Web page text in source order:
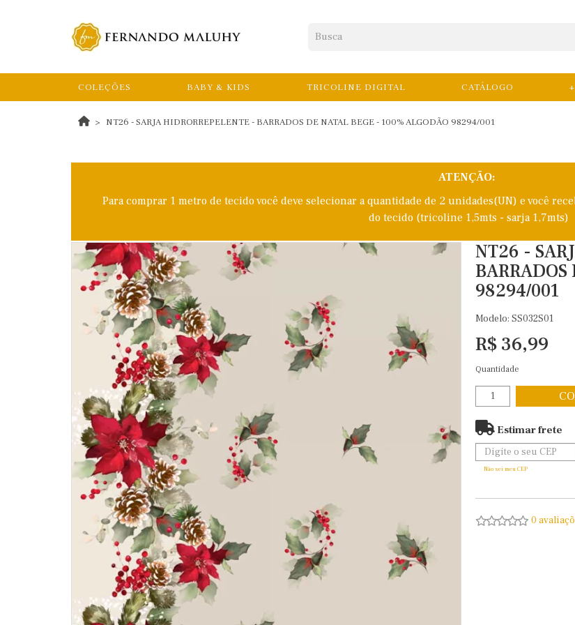
COLEÇÕES BABY & KIDS TRICOLINE DIGITAL CATÁLOGO
NT26 - SARJA HIDRORREPELENTE - BARRADOS DE NATAL BEGE - 100% ALGODÃO 98294/001
ATENÇÃO:
Para comprar 1 metro de tecido você deve selecionar a quantidade de 2 unidades(UN) e você
do tecido (tricoline 1,5mts - sarja 1,7mts)
NT26 -
98294/001
Modelo: SS032S01
R$ 36,99
Quantidade
Estimar frete
Não sei meu CEP
0